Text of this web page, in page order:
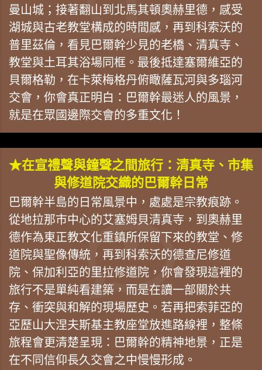
曼山城；接著翻山到北馬其頓奧赫里德，感受
湖城與古老教堂構成的時間感，再到科索沃的
普里茲倫，看見巴爾幹少見的老橋、清真寺、
教堂與土耳其浴場同框。最後抵達塞爾維亞的
貝爾格勒，在卡萊梅格丹俯瞰薩瓦河與多瑙河
交會，你會真正明白：巴爾幹最迷人的風景，
就是在眾國邊際交會的多重文化！
★在宣禮聲與鐘聲之間旅行：清真寺、市集
與修道院交織的巴爾幹日常
巴爾幹半島的日常風景中，處處是宗教痕跡。
從地拉那市中心的艾塞姆貝清真寺，到奧赫里
德作為東正教文化重鎮所保留下來的教堂、修
道院與聖像傳統，再到科索沃的德查尼修道
院、保加利亞的里拉修道院，你會發現這裡的
旅行不是單純看建築，而是在讀一部關於共
存、衝突與和解的現場歷史。若再把索菲亞的
亞歷山大涅夫斯基主教座堂放進路線裡，整條
旅程會更清楚呈現：巴爾幹的精神地景，正是
在不同信仰長久交會之中慢慢形成。